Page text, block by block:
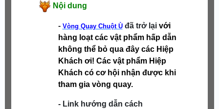
Nội dung
- Vòng Quay Chuột Ù đã trở lại với
hàng loạt các vật phẩm hấp dẫn
không thể bỏ qua đây các Hiệp
Khách ơi! Các vật phẩm Hiệp
Khách có cơ hội nhận được khi
tham gia vòng quay.
- Link hướng dẫn cách